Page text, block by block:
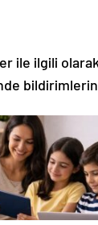
ile ilgili